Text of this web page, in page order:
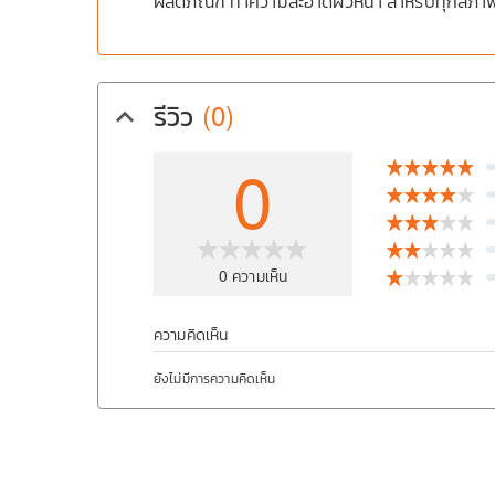
รีวิว (0)
keyboard_arrow_up
0
0 ความเห็น
ความคิดเห็น
ยังไม่มีการความคิดเห็น